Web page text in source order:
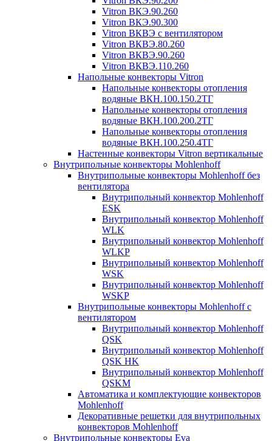
Vitron ВКЭ.90.260
Vitron ВКЭ.90.300
Vitron ВКВЭ с вентилятором
Vitron ВКВЭ.80.260
Vitron ВКВЭ.90.260
Vitron ВКВЭ.110.260
Напольные конвекторы Vitron
Напольные конвекторы отопления
водяные ВКН.100.150.2ТГ
Напольные конвекторы отопления
водяные ВКН.100.200.2ТГ
Напольные конвекторы отопления
водяные ВКН.100.250.4ТГ
Настенные конвекторы Vitron вертикальные
Внутрипольные конвекторы Mohlenhoff
Внутрипольные конвекторы Mohlenhoff без
вентилятора
Внутрипольный конвектор Mohlenhoff
ESK
Внутрипольный конвектор Mohlenhoff
WLK
Внутрипольный конвектор Mohlenhoff
WLKP
Внутрипольный конвектор Mohlenhoff
WSK
Внутрипольный конвектор Mohlenhoff
WSKP
Внутрипольные конвекторы Mohlenhoff с
вентилятором
Внутрипольный конвектор Mohlenhoff
QSK
Внутрипольный конвектор Mohlenhoff
QSK HK
Внутрипольный конвектор Mohlenhoff
QSKM
Автоматика и комплектующие конвекторов
Mohlenhoff
Декоративные решетки для внутрипольных
конвекторов Mohlenhoff
Внутрипольные конвекторы Eva